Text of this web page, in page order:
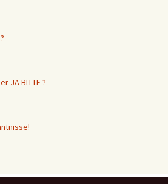
JA BITTE ?